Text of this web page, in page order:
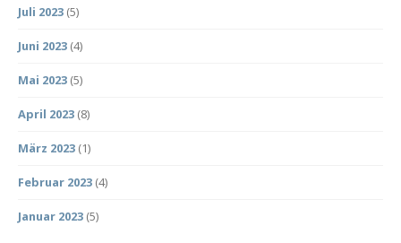
Juli 2023 (5)
Juni 2023 (4)
Mai 2023 (5)
April 2023 (8)
März 2023 (1)
Februar 2023 (4)
Januar 2023 (5)